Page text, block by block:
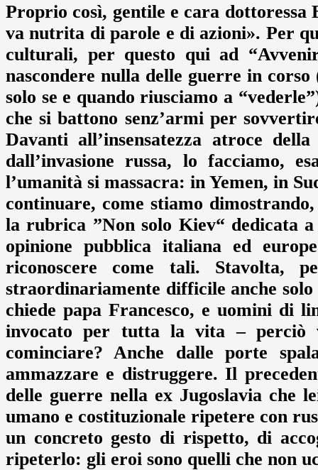
Proprio così, gentile e cara dottoressa
va nutrita di parole e di azioni». Per
culturali, per questo qui ad
nascondere nulla delle guerre in
solo se e quando riusciamo a
che si battono senz’armi per
Davanti all’insensatezza atroce
dall’invasione russa, lo facciamo,
l’umanità si massacra: in Yemen, in
continuare, come stiamo
la rubrica ”Non solo Kiev“ dedicata
opinione pubblica italiana ed
riconoscere come tali. Stavolta,
straordinariamente difficile anche
chiede papa Francesco, e uomini di
invocato per tutta la vita – perciò
cominciare? Anche dalle porte
ammazzare e distruggere. Il
delle guerre nella ex Jugoslavia che
umano e costituzionale ripetere con
un concreto gesto di rispetto, di
ripeterlo: gli eroi sono quelli che non